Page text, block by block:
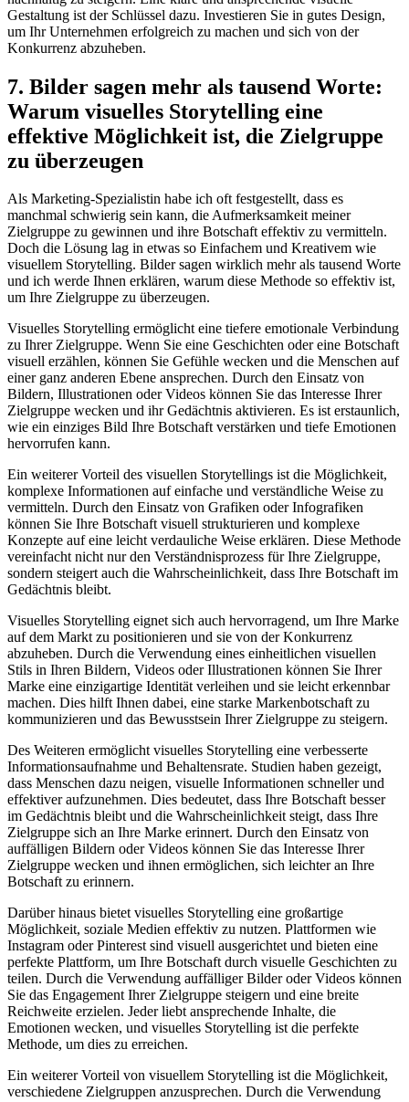
Gestaltung ist der Schlüssel dazu. Investieren Sie in ⁣gutes Design,⁤
um Ihr Unternehmen erfolgreich zu machen und sich von der
Konkurrenz abzuheben.
7. Bilder sagen mehr als tausend ⁤Worte:
Warum visuelles Storytelling eine
effektive​ Möglichkeit ist, die Zielgruppe
⁢zu überzeugen
Als Marketing-Spezialistin habe ich oft festgestellt, dass es
manchmal schwierig sein kann, die ‍Aufmerksamkeit meiner
Zielgruppe zu gewinnen und ihre Botschaft effektiv zu ⁤vermitteln.
Doch die Lösung lag in etwas so Einfachem und Kreativem wie
visuellem Storytelling. Bilder sagen wirklich mehr als tausend Worte‌
und ich werde Ihnen erklären, warum diese Methode so ⁤effektiv ‌ist,
um Ihre ⁣Zielgruppe zu überzeugen.
Visuelles Storytelling ermöglicht⁤ eine tiefere emotionale⁣ Verbindung
zu Ihrer Zielgruppe.‍ Wenn ​Sie​ eine Geschichten oder eine⁤ Botschaft
visuell​ erzählen, ‍können Sie Gefühle wecken und die Menschen ⁢auf
einer⁢ ganz anderen Ebene ansprechen. Durch den Einsatz⁣ von
Bildern, Illustrationen oder Videos können Sie das Interesse Ihrer
Zielgruppe wecken und ​ihr ⁢Gedächtnis​ aktivieren. Es ist erstaunlich,
⁤wie ein‌ einziges ‌Bild Ihre Botschaft verstärken und⁤ tiefe⁤ Emotionen
hervorrufen kann.
Ein weiterer Vorteil‌ des visuellen Storytellings ​ist ‍die Möglichkeit,
komplexe Informationen auf einfache und verständliche Weise zu
⁢vermitteln. Durch den Einsatz⁣ von Grafiken oder Infografiken
‍können Sie Ihre​ Botschaft ⁤visuell strukturieren und komplexe
Konzepte⁤ auf eine leicht verdauliche Weise erklären. ‌Diese Methode
⁤vereinfacht nicht nur den Verständnisprozess für Ihre Zielgruppe,
⁤sondern‌ steigert auch die‍ Wahrscheinlichkeit, dass Ihre‌ Botschaft im
Gedächtnis bleibt.
Visuelles​ Storytelling eignet sich auch hervorragend, ⁤um Ihre⁢ Marke
auf dem Markt zu‌ positionieren​ und sie von ⁤der ‌Konkurrenz
‌abzuheben. Durch die‍ Verwendung⁤ eines einheitlichen visuellen
‍Stils ⁤in Ihren Bildern, Videos ‌oder Illustrationen können Sie Ihrer
Marke eine einzigartige Identität verleihen und ⁤sie leicht‍ erkennbar
machen. Dies hilft ‌Ihnen dabei, eine starke Markenbotschaft zu
kommunizieren und das Bewusstsein Ihrer Zielgruppe zu steigern.
Des Weiteren⁢ ermöglicht visuelles Storytelling eine verbesserte
Informationsaufnahme und Behaltensrate. Studien haben gezeigt,​
dass​ Menschen dazu neigen,‌ visuelle Informationen schneller und
effektiver aufzunehmen. Dies bedeutet, ⁣dass Ihre ‍Botschaft besser
im⁤ Gedächtnis bleibt und⁤ die Wahrscheinlichkeit steigt, dass Ihre
Zielgruppe sich an Ihre⁣ Marke‍ erinnert. ⁤Durch den Einsatz von
‍auffälligen Bildern oder Videos können‌ Sie das Interesse Ihrer‍
Zielgruppe wecken und ihnen ermöglichen,‌ sich leichter an ‍Ihre
Botschaft zu erinnern.
Darüber hinaus‌ bietet‍ visuelles Storytelling ‍eine‍ großartige
Möglichkeit, soziale ​Medien effektiv zu nutzen. Plattformen wie
Instagram oder Pinterest sind‌ visuell ‍ausgerichtet und bieten eine
perfekte⁢ Plattform,⁤ um ⁢Ihre⁢ Botschaft durch visuelle Geschichten zu
teilen. Durch die Verwendung auffälliger Bilder​ oder Videos können
Sie ⁢das Engagement Ihrer Zielgruppe steigern und eine breite
Reichweite erzielen. ⁤Jeder liebt ansprechende ⁤Inhalte, die
Emotionen‍ wecken, und⁣ visuelles Storytelling ist die​ perfekte
‍Methode, um ⁣dies zu erreichen.
Ein weiterer​ Vorteil von ⁣visuellem Storytelling ​ist die Möglichkeit,
verschiedene ​Zielgruppen anzusprechen. Durch​ die Verwendung